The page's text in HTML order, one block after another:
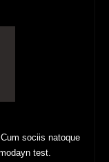
sociis natoque
test.